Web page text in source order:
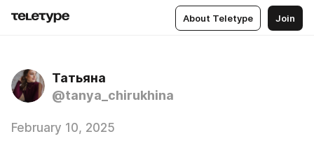
About Teletype Join
Татьяна
@tanya_chirukhina
February 10, 2025